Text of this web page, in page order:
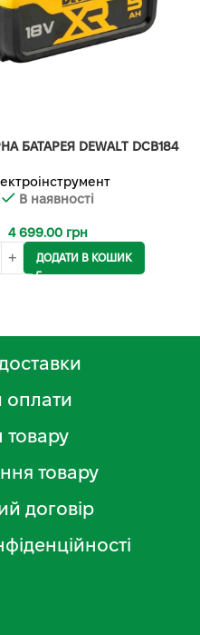
БАТАРЕЯ DEWALT DCB184
В наявності
4 699.00 грн
ДОДАТИ В КОШИК
оплати
товару
товару
договір